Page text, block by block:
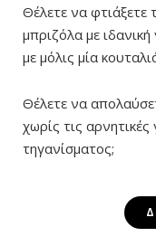
Θέλετε να φτιάξετε
μπριζόλα με
με μόλις μία
Θέλετε να
χωρίς τις
τηγανίσματος;